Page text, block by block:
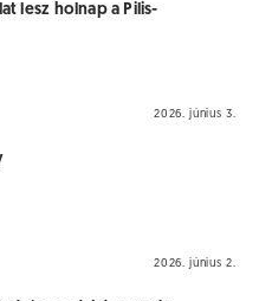
lesz holnap a Pilis-
2026. június 3.
2026. június 2.